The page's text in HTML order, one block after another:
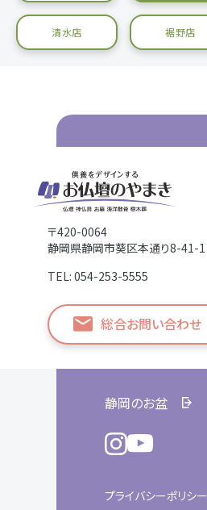
清水店 裾野店
〒420-0064
静岡県静岡市葵区本通り8-41-1
TEL: 054-253-5555
総合お問い合わせ
静岡のお盆
プライバシーポリシー